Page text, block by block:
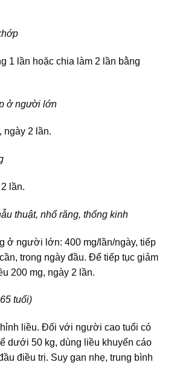
1 lần hoặc chia làm 2 lần bằng
ở người lớn
ngày 2 lần.
lần.
thuật, nhổ răng, thống kinh
ở người lớn: 400 mg/lần/ngày, tiếp
trong ngày đầu. Để tiếp tục giảm
200 mg, ngày 2 lần.
tuổi)
liều. Đối với người cao tuổi có
dưới 50 kg, dùng liều khuyến cáo
điều trị. Suy gan nhẹ, trung bình